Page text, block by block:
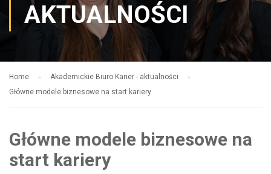
AKTUALNOŚCI
Home
Akademickie Biuro Karier - aktualności
Główne modele biznesowe na start kariery
Główne modele biznesowe na
start kariery